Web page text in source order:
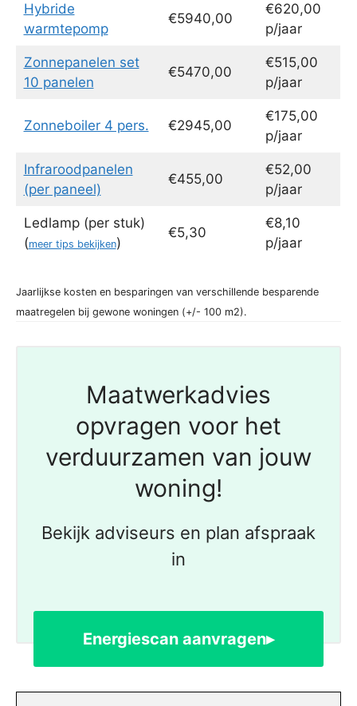
Hybride
warmtepomp
€5940,00
€620,00
p/jaar
Zonnepanelen set
10 panelen
€5470,00
€515,00
p/jaar
Zonneboiler 4 pers. €2945,00
€175,00
p/jaar
Infraroodpanelen
(per paneel)
€455,00
€52,00
p/jaar
Ledlamp (per stuk)
(meer tips bekijken)
€5,30
€8,10
p/jaar
Jaarlijkse kosten en besparingen van verschillende besparende
maatregelen bij gewone woningen (+/- 100 m2).
Maatwerkadvies
opvragen voor het
verduurzamen van jouw
woning!
Bekijk adviseurs en plan afspraak
in
Energiescan aanvragen▸